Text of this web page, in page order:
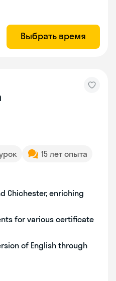
Выбрать время
15 лет опыта
Chichester, enriching
for various certificate
of English through